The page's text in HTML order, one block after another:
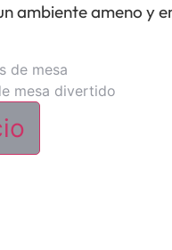
ambiente ameno y
de mesa
mesa divertido